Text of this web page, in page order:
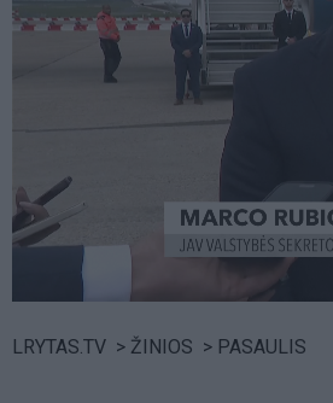
LRYTAS.TV > ŽINIOS > PASAULIS